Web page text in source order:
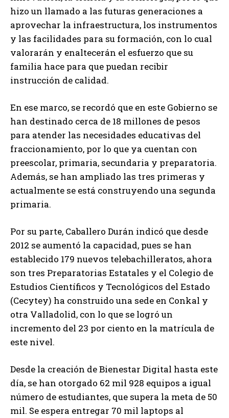
hizo un llamado a las futuras generaciones a
aprovechar la infraestructura, los instrumentos
y las facilidades para su formación, con lo cual
valorarán y enaltecerán el esfuerzo que su
familia hace para que puedan recibir
instrucción de calidad.
En ese marco, se recordó que en este Gobierno se
han destinado cerca de 18 millones de pesos
para atender las necesidades educativas del
fraccionamiento, por lo que ya cuentan con
preescolar, primaria, secundaria y preparatoria.
Además, se han ampliado las tres primeras y
actualmente se está construyendo una segunda
primaria.
Por su parte, Caballero Durán indicó que desde
2012 se aumentó la capacidad, pues se han
establecido 179 nuevos telebachilleratos, ahora
son tres Preparatorias Estatales y el Colegio de
Estudios Científicos y Tecnológicos del Estado
(Cecytey) ha construido una sede en Conkal y
otra Valladolid, con lo que se logró un
incremento del 23 por ciento en la matrícula de
este nivel.
Desde la creación de Bienestar Digital hasta este
día, se han otorgado 62 mil 928 equipos a igual
número de estudiantes, que supera la meta de 50
mil. Se espera entregar 70 mil laptops al